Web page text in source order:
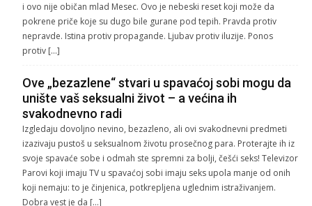
i ovo nije običan mlad Mesec. Ovo je nebeski reset koji može da
pokrene priče koje su dugo bile gurane pod tepih. Pravda protiv
nepravde. Istina protiv propagande. Ljubav protiv iluzije. Ponos
protiv […]
Ove „bezazlene“ stvari u spavaćoj sobi mogu da
unište vaš seksualni život – a većina ih
svakodnevno radi
Izgledaju dovoljno nevino, bezazleno, ali ovi svakodnevni predmeti
izazivaju pustoš u seksualnom životu prosečnog para. Proterajte ih iz
svoje spavaće sobe i odmah ste spremni za bolji, češći seks! Televizor
Parovi koji imaju TV u spavaćoj sobi imaju seks upola manje od onih
koji nemaju: to je činjenica, potkrepljena uglednim istraživanjem.
Dobra vest je da […]